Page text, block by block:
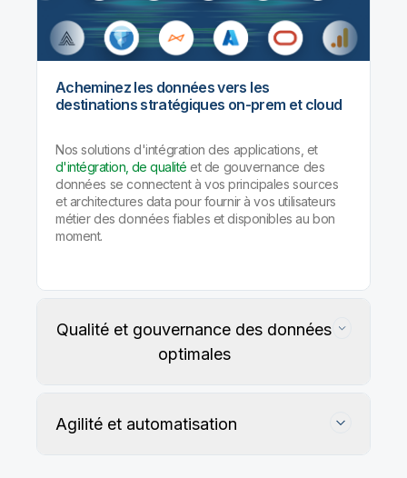
Acheminez les données vers les
Nos solutions d'intégration des applications, et
d'intégration, de qualitéet de gouvernance des
données se connectent à vos principales sources
et architectures data pour fournir à vos utilisateurs
métier des données fiables et disponibles au bon
Qualité et gouvernance des données